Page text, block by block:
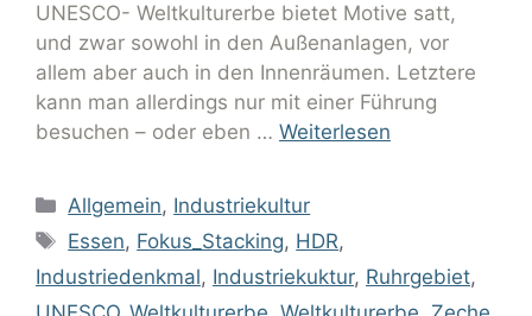
UNESCO- Weltkulturerbe bietet Motive satt,
und zwar sowohl in den Außenanlagen, vor
allem aber auch in den Innenräumen. Letztere
kann man allerdings nur mit einer Führung
besuchen – oder eben … Weiterlesen
Allgemein, Industriekultur
Essen, Fokus_Stacking, HDR,
Industriedenkmal, Industriekuktur, Ruhrgebiet,